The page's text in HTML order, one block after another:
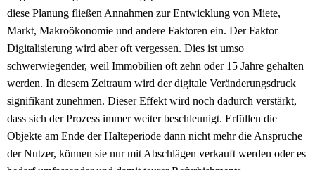
diese Planung fließen Annahmen zur Entwicklung von Miete,
Markt, Makroökonomie und andere Faktoren ein. Der Faktor
Digitalisierung wird aber oft vergessen. Dies ist umso
schwerwiegender, weil Immobilien oft zehn oder 15 Jahre gehalten
werden. In diesem Zeitraum wird der digitale Veränderungsdruck
signifikant zunehmen. Dieser Effekt wird noch dadurch verstärkt,
dass sich der Prozess immer weiter beschleunigt. Erfüllen die
Objekte am Ende der Halteperiode dann nicht mehr die Ansprüche
der Nutzer, können sie nur mit Abschlägen verkauft werden oder es